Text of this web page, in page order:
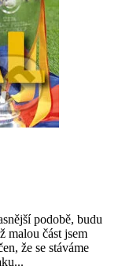
podobě, budu
malou část jsem
že se stáváme